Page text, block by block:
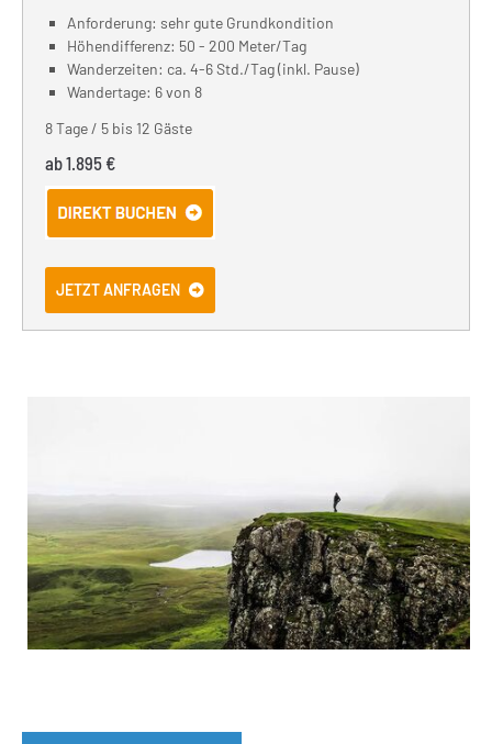
Anforderung: sehr gute Grundkondition
Höhendifferenz: 50 - 200 Meter/Tag
Wanderzeiten: ca. 4-6 Std./Tag (inkl. Pause)
Wandertage: 6 von 8
8 Tage / 5 bis 12 Gäste
ab 1.895 €
JETZT ANFRAGEN